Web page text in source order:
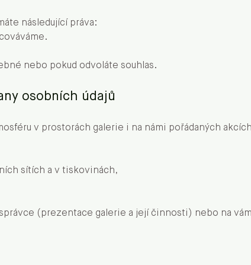
následující práva:
nebo pokud odvoláte souhlas.
osobních údajů
v prostorách galerie i na námi pořádaných
sítích a v tiskovinách,
(prezentace galerie a její činnosti) nebo na